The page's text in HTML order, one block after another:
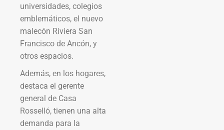
universidades, colegios
emblemáticos, el nuevo
malecón Riviera San
Francisco de Ancón, y
otros espacios.
Además, en los hogares,
destaca el gerente
general de Casa
Rosselló, tienen una alta
demanda para la